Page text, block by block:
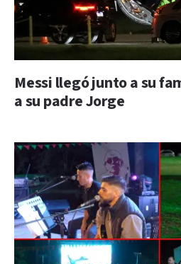
Messi llegó junto a su
a su padre Jorge